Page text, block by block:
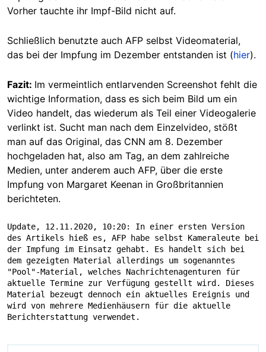
Vorher tauchte ihr Impf-Bild nicht auf.
Schließlich benutzte auch AFP selbst Videomaterial,
das bei der Impfung im Dezember entstanden ist (hier).
Fazit: Im vermeintlich entlarvenden Screenshot fehlt die
wichtige Information, dass es sich beim Bild um ein
Video handelt, das wiederum als Teil einer Videogalerie
verlinkt ist. Sucht man nach dem Einzelvideo, stößt
man auf das Original, das CNN am 8. Dezember
hochgeladen hat, also am Tag, an dem zahlreiche
Medien, unter anderem auch AFP, über die erste
Impfung von Margaret Keenan in Großbritannien
berichteten.
Update, 12.11.2020, 10:20: In einer ersten Version
des Artikels hieß es, AFP habe selbst Kameraleute bei
der Impfung im Einsatz gehabt. Es handelt sich bei
dem gezeigten Material allerdings um sogenanntes
"Pool"-Material, welches Nachrichtenagenturen für
aktuelle Termine zur Verfügung gestellt wird. Dieses
Material bezeugt dennoch ein aktuelles Ereignis und
wird von mehrere Medienhäusern für die aktuelle
Berichterstattung verwendet.